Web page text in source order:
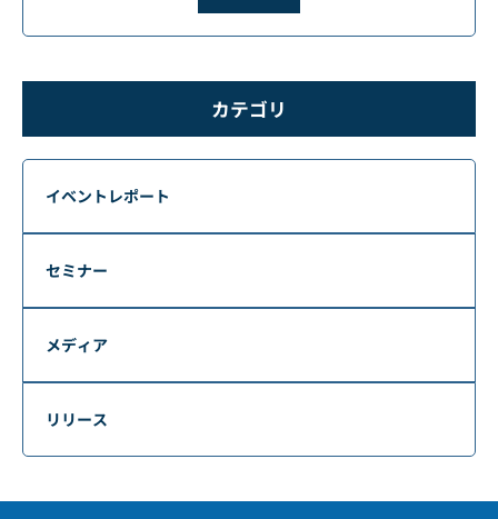
カテゴリ
イベントレポート
セミナー
メディア
リリース